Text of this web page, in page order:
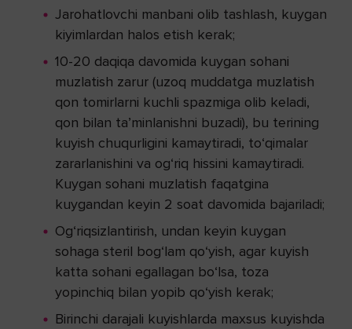
Jarohatlovchi manbani olib tashlash, kuygan
kiyimlardan halos etish kerak;
10-20 daqiqa davomida kuygan sohani
muzlatish zarur (uzoq muddatga muzlatish
qon tomirlarni kuchli spazmiga olib keladi,
qon bilan ta’minlanishni buzadi), bu terining
kuyish chuqurligini kamaytiradi, to‘qimalar
zararlanishini va og‘riq hissini kamaytiradi.
Kuygan sohani muzlatish faqatgina
kuygandan keyin 2 soat davomida bajariladi;
Og‘riqsizlantirish, undan keyin kuygan
sohaga steril bog‘lam qo‘yish, agar kuyish
katta sohani egallagan bo‘lsa, toza
yopinchiq bilan yopib qo‘yish kerak;
Birinchi darajali kuyishlarda maxsus kuyishda